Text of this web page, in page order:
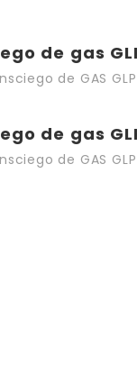
de gas
de GAS GLP
de gas
de GAS GLP